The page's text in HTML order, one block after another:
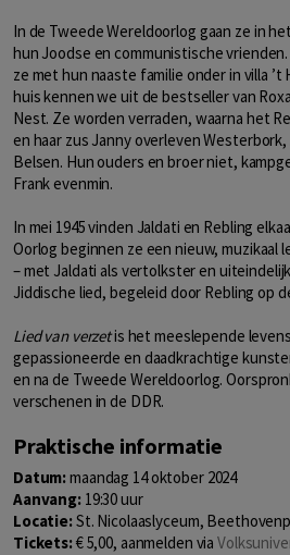
In de Tweede Wereldoorlog gaan ze in
hun Joodse en communistische
ze met hun naaste familie onder in villa
huis kennen we uit de bestseller van
Nest. Ze worden verraden, waarna het
en haar zus Janny overleven
Belsen. Hun ouders en broer niet,
Frank evenmin.
In mei 1945 vinden Jaldati en Rebling
Oorlog beginnen ze een nieuw, muzikaal
– met Jaldati als vertolkster en
Jiddische lied, begeleid door Rebling op
Lied van verzetis het meeslepende
gepassioneerde en daadkrachtige
en na de Tweede Wereldoorlog.
verschenen in de DDR.
Praktische informatie
Datum:maandag 14 oktober 2024
Aanvang: 19:30 uur
Locatie:St. Nicolaaslyceum,
Tickets:€ 5,00, aanmelden via